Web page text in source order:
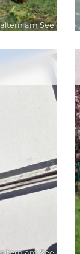
am See